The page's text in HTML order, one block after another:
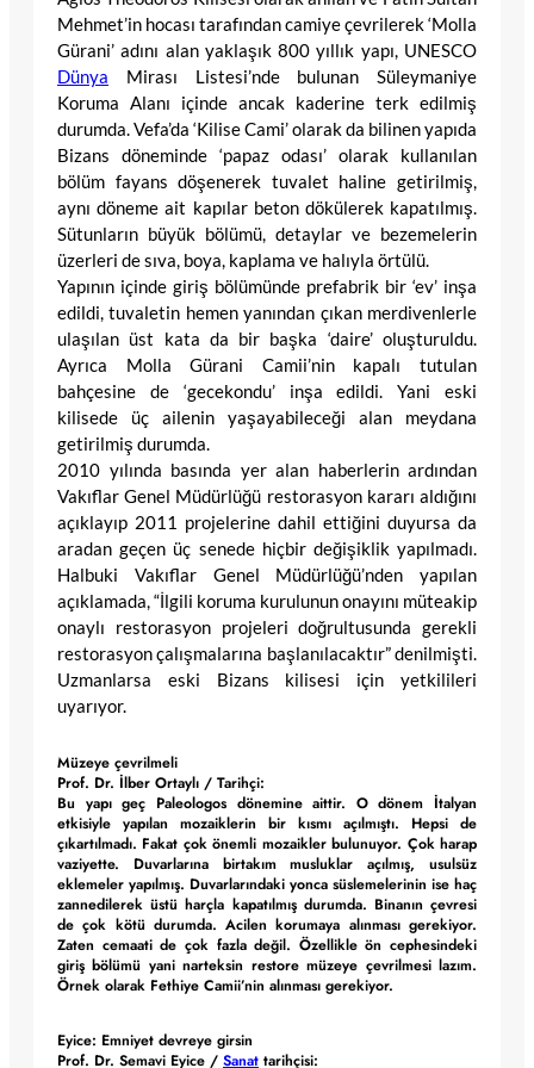
Mehmet’in hocası tarafından camiye çevrilerek ‘Molla
Gürani’ adını alan yaklaşık 800 yıllık yapı, UNESCO
Dünya Mirası Listesi’nde bulunan Süleymaniye
Koruma Alanı içinde ancak kaderine terk edilmiş
durumda. Vefa’da ‘Kilise Cami’ olarak da bilinen yapıda
Bizans döneminde ‘papaz odası’ olarak kullanılan
bölüm fayans döşenerek tuvalet haline getirilmiş,
aynı döneme ait kapılar beton dökülerek kapatılmış.
Sütunların büyük bölümü, detaylar ve bezemelerin
üzerleri de sıva, boya, kaplama ve halıyla örtülü.
Yapının içinde giriş bölümünde prefabrik bir ‘ev’ inşa
edildi, tuvaletin hemen yanından çıkan merdivenlerle
ulaşılan üst kata da bir başka ‘daire’ oluşturuldu.
Ayrıca Molla Gürani Camii’nin kapalı tutulan
bahçesine de ‘gecekondu’ inşa edildi. Yani eski
kilisede üç ailenin yaşayabileceği alan meydana
getirilmiş durumda.
2010 yılında basında yer alan haberlerin ardından
Vakıflar Genel Müdürlüğü restorasyon kararı aldığını
açıklayıp 2011 projelerine dahil ettiğini duyursa da
aradan geçen üç senede hiçbir değişiklik yapılmadı.
Halbuki Vakıflar Genel Müdürlüğü’nden yapılan
açıklamada, “İlgili koruma kurulunun onayını müteakip
onaylı restorasyon projeleri doğrultusunda gerekli
restorasyon çalışmalarına başlanılacaktır” denilmişti.
Uzmanlarsa eski Bizans kilisesi için yetkilileri
uyarıyor.
Müzeye çevrilmeli
Prof. Dr. İlber Ortaylı / Tarihçi:
Bu yapı geç Paleologos dönemine aittir. O dönem İtalyan
etkisiyle yapılan mozaiklerin bir kısmı açılmıştı. Hepsi de
çıkartılmadı. Fakat çok önemli mozaikler bulunuyor. Çok harap
vaziyette. Duvarlarına birtakım musluklar açılmış, usulsüz
eklemeler yapılmış. Duvarlarındaki yonca süslemelerinin ise haç
zannedilerek üstü harçla kapatılmış durumda. Binanın çevresi
de çok kötü durumda. Acilen korumaya alınması gerekiyor.
Zaten cemaati de çok fazla değil. Özellikle ön cephesindeki
giriş bölümü yani narteksin restore müzeye çevrilmesi lazım.
Örnek olarak Fethiye Camii’nin alınması gerekiyor.
Eyice: Emniyet devreye girsin
Prof. Dr. Semavi Eyice / Sanat tarihçisi: